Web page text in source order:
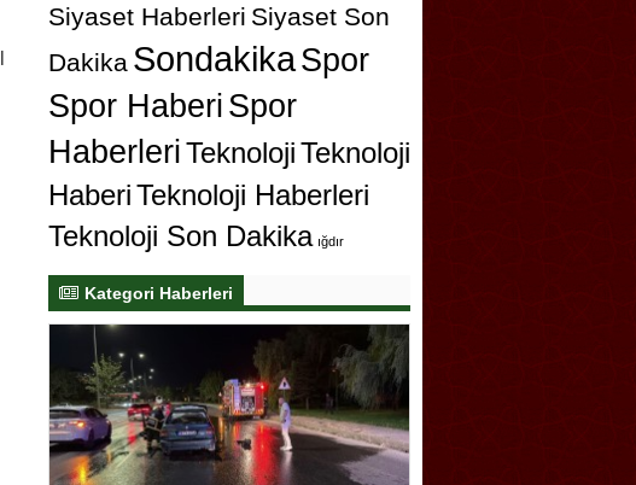
Siyaset Haberleri Siyaset Son
Dakika SondakikaSpor
Spor Haberi Spor
HaberleriTeknolojiTeknoloji
HaberiTeknoloji Haberleri
Teknoloji Son Dakika ığdır
Kategori Haberleri